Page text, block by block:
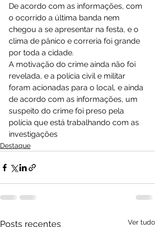
De acordo com as informações, com
o ocorrido a última banda nem
chegou a se apresentar na festa, e o
clima de pânico e correria foi grande
por toda a cidade.
A motivação do crime ainda não foi
revelada, e a polícia civil e militar
foram acionadas para o local, e ainda
de acordo com as informações, um
suspeito do crime foi preso pela
polícia que está trabalhando com as
investigações
Destaque
Posts recentes Ver tudo